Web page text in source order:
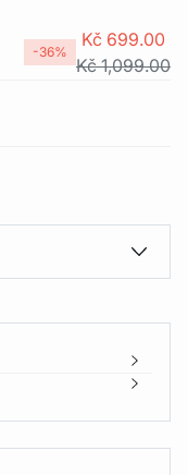
-36%
Kč 699.00
Kč 1,099.00